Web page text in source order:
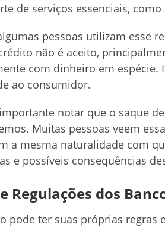
de serviços essenciais,
pessoas utilizam esse
não é aceito,
com dinheiro em
ao consumidor.
notar que o saque
Muitas pessoas veem
a mesma naturalidade com
e possíveis consequências
Regulações dos
pode ter suas próprias